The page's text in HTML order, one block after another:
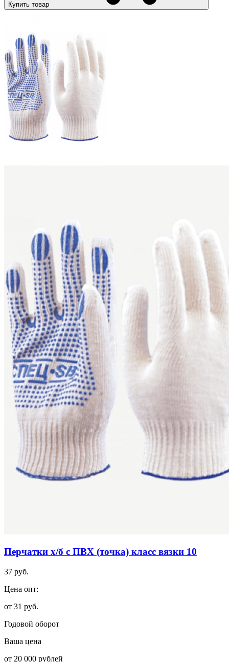
Купить товар
Перчатки х/б с ПВХ (точка) класс вязки 10
37 руб.
Цена опт:
от 31 руб.
Годовой оборот
Ваша цена
от 20 000 рублей